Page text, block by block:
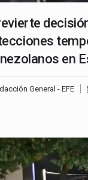
en
General - EFE